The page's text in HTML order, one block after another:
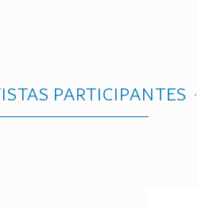
PARTICIPANTES